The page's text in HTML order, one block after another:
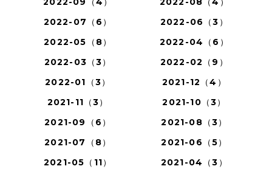
2022-07（6）
2022-06（3）
2022-05（8）
2022-04（6）
2022-03（3）
2022-02（9）
2022-01（3）
2021-12（4）
2021-11（3）
2021-10（3）
2021-09（6）
2021-08（3）
2021-07（8）
2021-06（5）
2021-05（11）
2021-04（3）